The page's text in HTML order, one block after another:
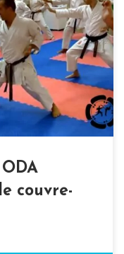
instauré ont
donné la
communes. Le
du lundi
sans compter
[…]
couvre-